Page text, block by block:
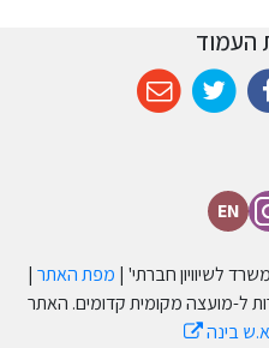
EN
לשיוויון חברתי' | מפת האתר |
ל-מועצה מקומית קדומים. האתר
א.ש בינה